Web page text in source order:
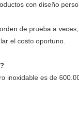
con diseño
de prueba a
el costo oportuno.
inoxidable es de